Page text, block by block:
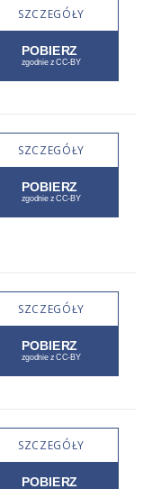
SZCZEGÓŁY
SZCZEGÓŁY
SZCZEGÓŁY
SZCZEGÓŁY